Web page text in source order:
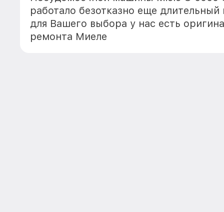
работало безотказно еще
для Вашего выбора у нас есть
ремонта Миеле